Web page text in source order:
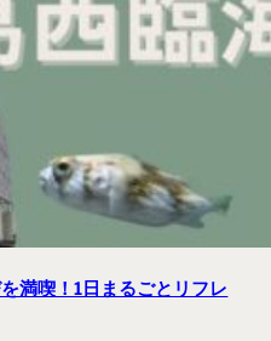
満喫！1日まるごとリフレ